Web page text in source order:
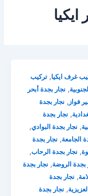
غرف ايكيا,تركيب
, نجار بجدة أبحر
فواز , نجار بجدة
, نجار بجدة
, نجار بجدة البوادي,
الجامعة, نجار بجدة
, نجار بجدة الرحاب,
بجدة الروضة, نجار بجدة
, نجار بجدة
, نجار بجدة